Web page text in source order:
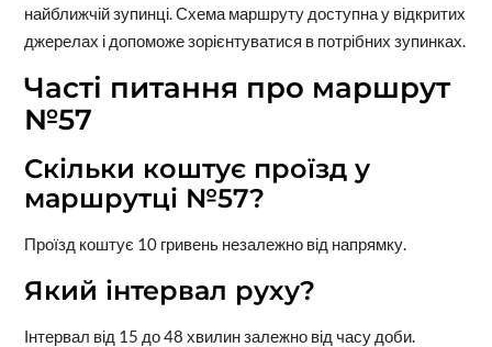
найближчій зупинці. Схема маршруту доступна у відкритих
джерелах і допоможе зорієнтуватися в потрібних зупинках.
Часті питання про маршрут
№57
Скільки коштує проїзд у
маршрутці №57?
Проїзд коштує 10 гривень незалежно від напрямку.
Який інтервал руху?
Інтервал від 15 до 48 хвилин залежно від часу доби.